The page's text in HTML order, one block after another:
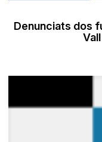
Denunciats dos